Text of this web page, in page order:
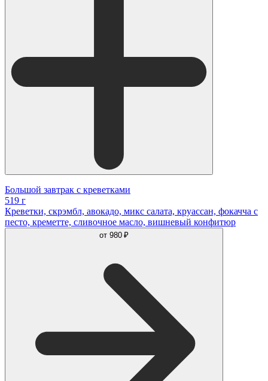
Большой завтрак с креветками
519 г
Креветки, скрэмбл, авокадо, микс салата, круассан, фокачча с
песто, креметте, сливочное масло, вишневый конфитюр
от 980 ₽